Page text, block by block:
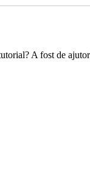
A fost de